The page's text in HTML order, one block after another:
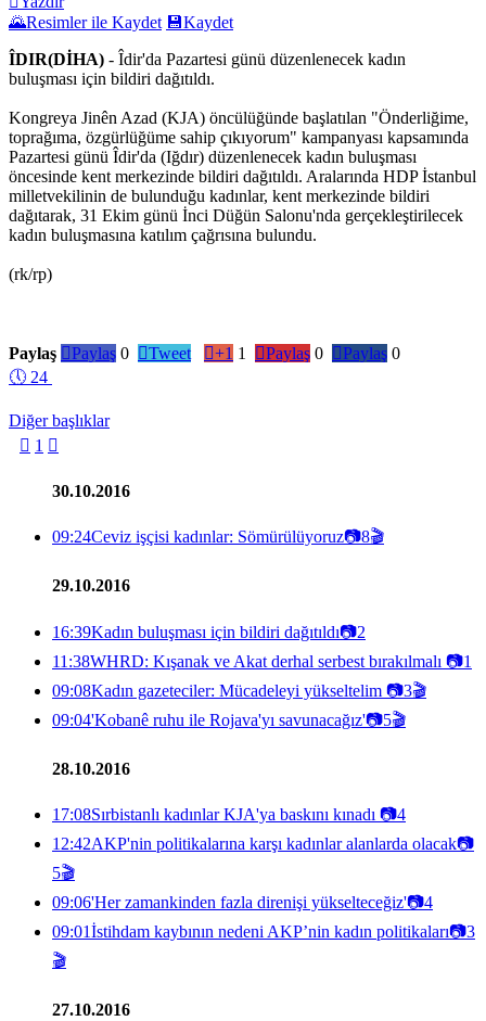
🌄Resimler ile Kaydet 💾Kaydet
ÎDIR(DİHA) - Îdir'da Pazartesi günü düzenlenecek kadın
buluşması için bildiri dağıtıldı.
Kongreya Jinên Azad (KJA) öncülüğünde başlatılan "Önderliğime,
toprağıma, özgürlüğüme sahip çıkıyorum" kampanyası kapsamında
Pazartesi günü Îdir'da (Iğdır) düzenlenecek kadın buluşması
öncesinde kent merkezinde bildiri dağıtıldı. Aralarında HDP İstanbul
milletvekilinin de bulunduğu kadınlar, kent merkezinde bildiri
dağıtarak, 31 Ekim günü İnci Düğün Salonu'nda gerçekleştirilecek
kadın buluşmasına katılım çağrısına bulundu.
(rk/rp)
Paylaş Paylaş 0 Tweet +1 1 Paylaş 0 Paylaş 0
🕔 24
Diğer başlıklar
 1 
30.10.2016
09:24Ceviz işçisi kadınlar: Sömürülüyoruz📷8🎬
29.10.2016
16:39Kadın buluşması için bildiri dağıtıldı📷2
11:38WHRD: Kışanak ve Akat derhal serbest bırakılmalı 📷1
09:08Kadın gazeteciler: Mücadeleyi yükseltelim 📷3🎬
09:04'Kobanê ruhu ile Rojava'yı savunacağız'📷5🎬
28.10.2016
17:08Sırbistanlı kadınlar KJA'ya baskını kınadı 📷4
12:42AKP'nin politikalarına karşı kadınlar alanlarda olacak📷
5🎬
09:06'Her zamankinden fazla direnişi yükselteceğiz'📷4
09:01İstihdam kaybının nedeni AKP’nin kadın politikaları📷3
🎬
27.10.2016